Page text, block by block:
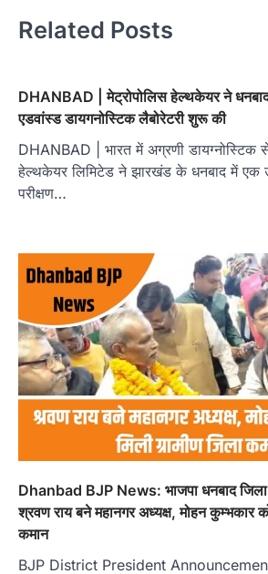
Related Posts
DHANBAD | मेट्रोपोलिस हेल्थकेयर ने
एडवांस्‍ड डायगनोस्टिक लैबोरेटरी शुरू की
DHANBAD | भारत में अग्रणी डायग्नोस्टिक
हेल्थकेयर लिमिटेड ने झारखंड के धनबाद में एक
परीक्षण…
Dhanbad BJP News: भाजपा धनबाद जिला
श्रवण राय बने महानगर अध्यक्ष, मोहन कुम्भकार
कमान
BJP District President Announcement: